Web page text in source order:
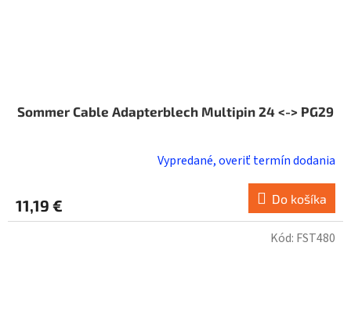
Sommer Cable Adapterblech Multipin 24 <-> PG29
Vypredané, overiť termín dodania
11,19 € Do košíka
Kód: FST480